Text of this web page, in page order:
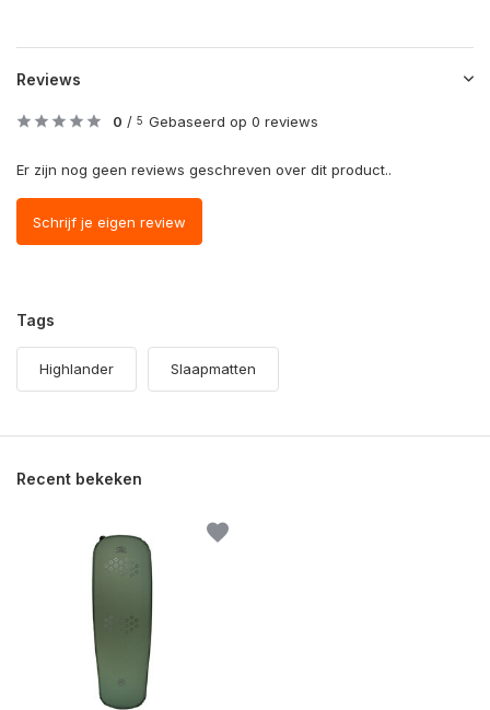
Reviews
0 / 5 Gebaseerd op 0 reviews
Er zijn nog geen reviews geschreven over dit product..
Schrijf je eigen review
Tags
Highlander Slaapmatten
Recent bekeken